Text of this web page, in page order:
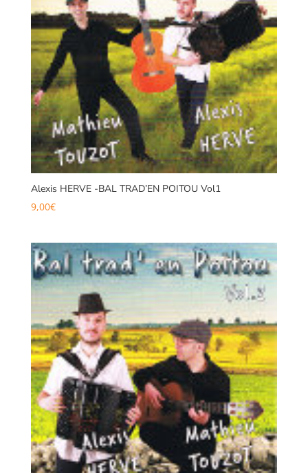
Alexis HERVE -BAL TRAD’EN POITOU Vol1
9,00€